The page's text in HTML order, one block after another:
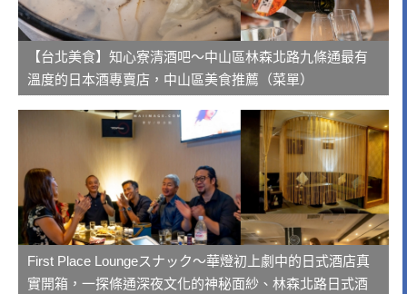
【台北美食】知心寮清酒吧～中山區林森北路九條通最有
溫度的日本酒專賣店，中山區美食推薦（菜單）
First Place Loungeスナック～華燈初上劇中的日式酒店真
實開箱，一探條通深夜文化的神秘面紗、林森北路日式酒